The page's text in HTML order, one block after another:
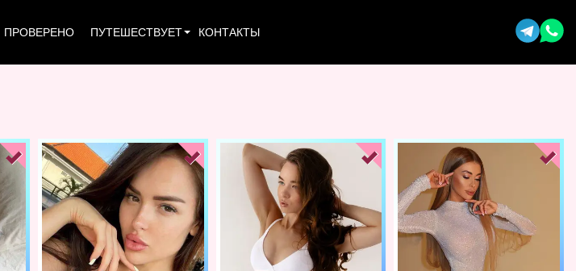
ПРОВЕРЕНО ПУТЕШЕСТВУЕТ КОНТАКТЫ